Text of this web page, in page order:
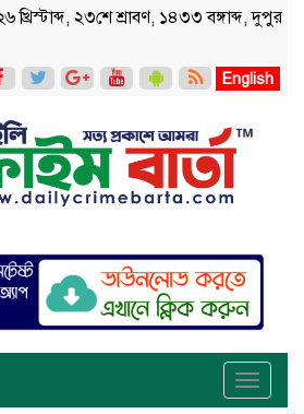
২৩শে শ্রাবণ, ১৪৩৩ বঙ্গাব্দ, দুপুর
English
Toggle